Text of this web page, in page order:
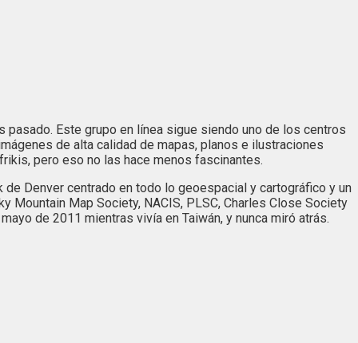
Este grupo en línea sigue siendo uno de los centros
de alta calidad de mapas, planos e ilustraciones
pero eso no las hace menos fascinantes.
Denver centrado en todo lo geoespacial y cartográfico y un
Map Society, NACIS, PLSC, Charles Close Society
de 2011 mientras vivía en Taiwán, y nunca miró atrás.